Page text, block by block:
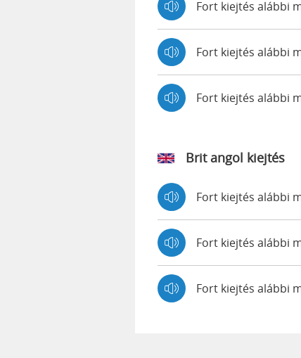
Fort kiejtés alábbi
Fort kiejtés alábbi
Fort kiejtés alábbi
Brit angol kiejtés
Fort kiejtés alábbi
Fort kiejtés alábbi
Fort kiejtés alábbi